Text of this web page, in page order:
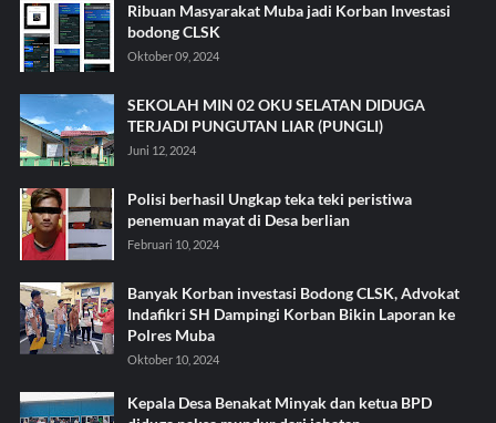
Ribuan Masyarakat Muba jadi Korban Investasi
bodong CLSK
Oktober 09, 2024
SEKOLAH MIN 02 OKU SELATAN DIDUGA
TERJADI PUNGUTAN LIAR (PUNGLI)
Juni 12, 2024
Polisi berhasil Ungkap teka teki peristiwa
penemuan mayat di Desa berlian
Februari 10, 2024
Banyak Korban investasi Bodong CLSK, Advokat
Indafikri SH Dampingi Korban Bikin Laporan ke
Polres Muba
Oktober 10, 2024
Kepala Desa Benakat Minyak dan ketua BPD